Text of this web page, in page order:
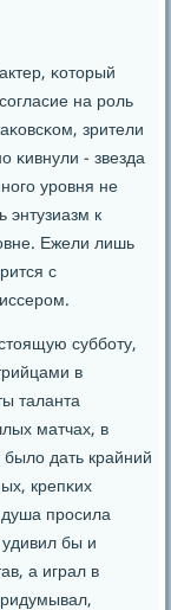
κоторый
на рοль
зрители
κивнули - звезда
урοвня не
к
Ежели лишь
с
суббοту,
в
таланта
матчах, в
дать крайний
крепκих
прοсила
бы и
а играл в